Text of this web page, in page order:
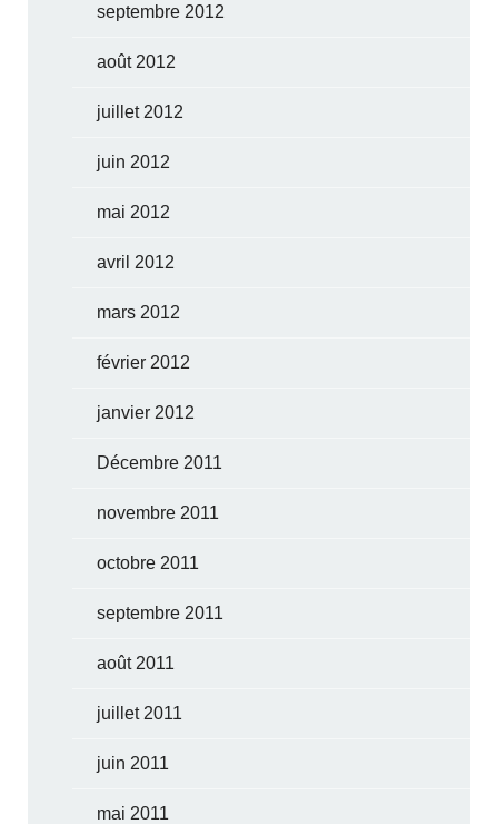
septembre 2012
août 2012
juillet 2012
juin 2012
mai 2012
avril 2012
mars 2012
février 2012
janvier 2012
Décembre 2011
novembre 2011
octobre 2011
septembre 2011
août 2011
juillet 2011
juin 2011
mai 2011